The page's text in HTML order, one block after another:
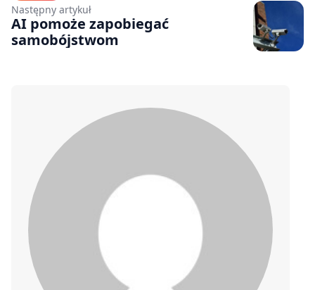
Następny artykuł
AI pomoże zapobiegać
samobójstwom